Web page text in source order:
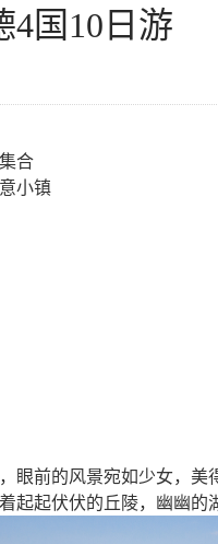
4国10日游
合
小镇
眼前的风景宛如少女，
起起伏伏的丘陵，幽幽的